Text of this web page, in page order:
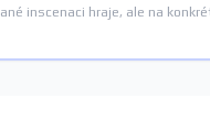
inscenaci hraje, ale na